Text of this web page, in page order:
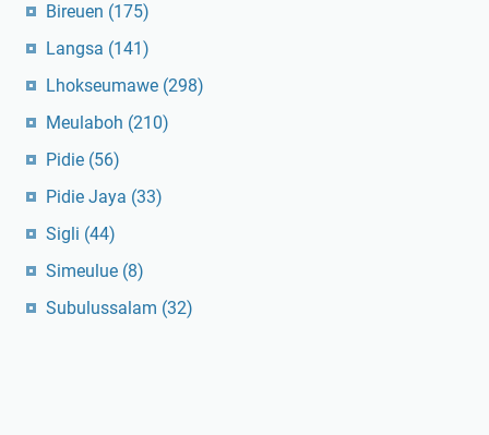
Bireuen (175)
Langsa (141)
Lhokseumawe (298)
Meulaboh (210)
Pidie (56)
Pidie Jaya (33)
Sigli (44)
Simeulue (8)
Subulussalam (32)